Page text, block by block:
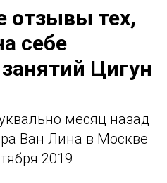
отзывы тех,
себе
Цигун
месяц назад
Ван Лина в Москве
2019